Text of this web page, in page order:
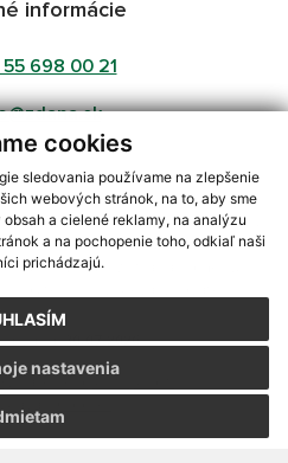
cookies
sledovania používame na zlepšenie
webových stránok, na to, aby sme
a cielené reklamy, na analýzu
a na pochopenie toho, odkiaľ naši
prichádzajú.
nastavenia
informácie
55 698 00 21
informácií s využitím RSS
2,Mapa stránok,web portál
,domény,registrácia domény
30.07.2026
o prístupnosti